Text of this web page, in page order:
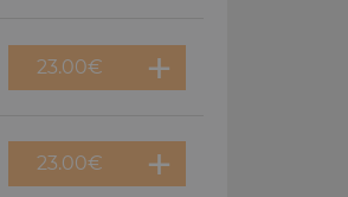
23.00€
23.00€